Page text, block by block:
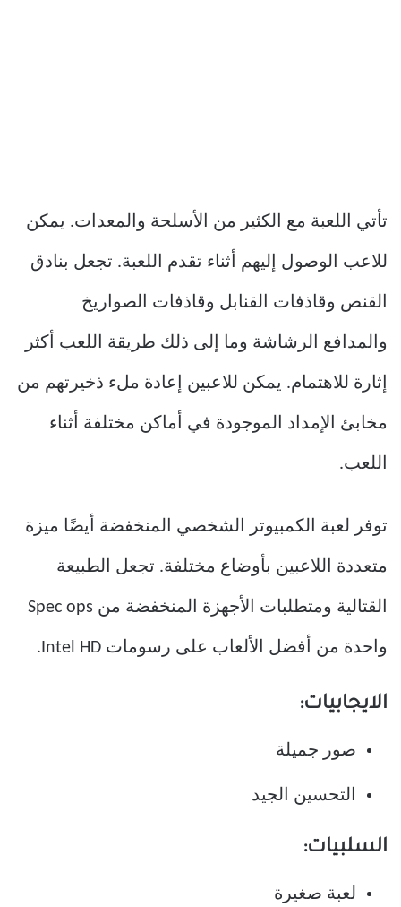
تأتي اللعبة مع الكثير من الأسلحة والمعدات. يمكن
للاعب الوصول إليهم أثناء تقدم اللعبة. تجعل بنادق
القنص وقاذفات القنابل وقاذفات الصواريخ
والمدافع الرشاشة وما إلى ذلك طريقة اللعب أكثر
إثارة للاهتمام. يمكن للاعبين إعادة ملء ذخيرتهم من
مخابئ الإمداد الموجودة في أماكن مختلفة أثناء
اللعب.
توفر لعبة الكمبيوتر الشخصي المنخفضة أيضًا ميزة
متعددة اللاعبين بأوضاع مختلفة. تجعل الطبيعة
القتالية ومتطلبات الأجهزة المنخفضة من Spec ops
واحدة من أفضل الألعاب على رسومات Intel HD.
الايجابيات:
صور جميلة
التحسين الجيد
السلبيات:
لعبة صغيرة